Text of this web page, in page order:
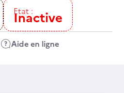
Etat :
Inactive
Aide en ligne